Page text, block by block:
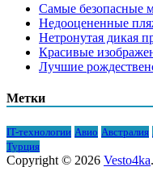
Самые безопасные
Недооцененные
Нетронутая дикая
Красивые
Лучшие
Метки
IT-технологии Авио Австралия
Турция
Copyright © 2026 Vesto4ka.